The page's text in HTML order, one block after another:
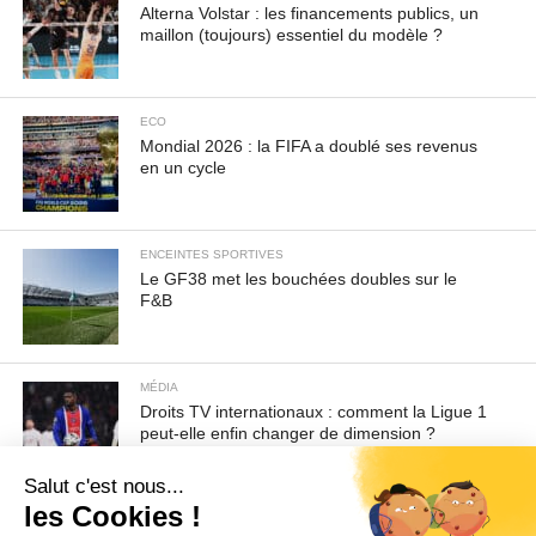
Alterna Volstar : les financements publics, un
maillon (toujours) essentiel du modèle ?
ECO
Mondial 2026 : la FIFA a doublé ses revenus
en un cycle
ENCEINTES SPORTIVES
Le GF38 met les bouchées doubles sur le
F&B
MÉDIA
Droits TV internationaux : comment la Ligue 1
peut-elle enfin changer de dimension ?